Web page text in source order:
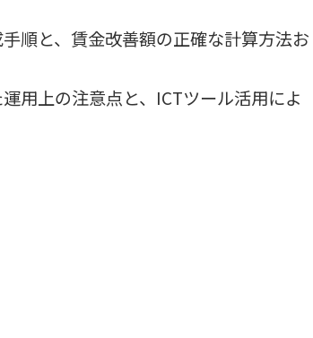
順と、賃金改善額の正確な計算方法お
用上の注意点と、ICTツール活用によ